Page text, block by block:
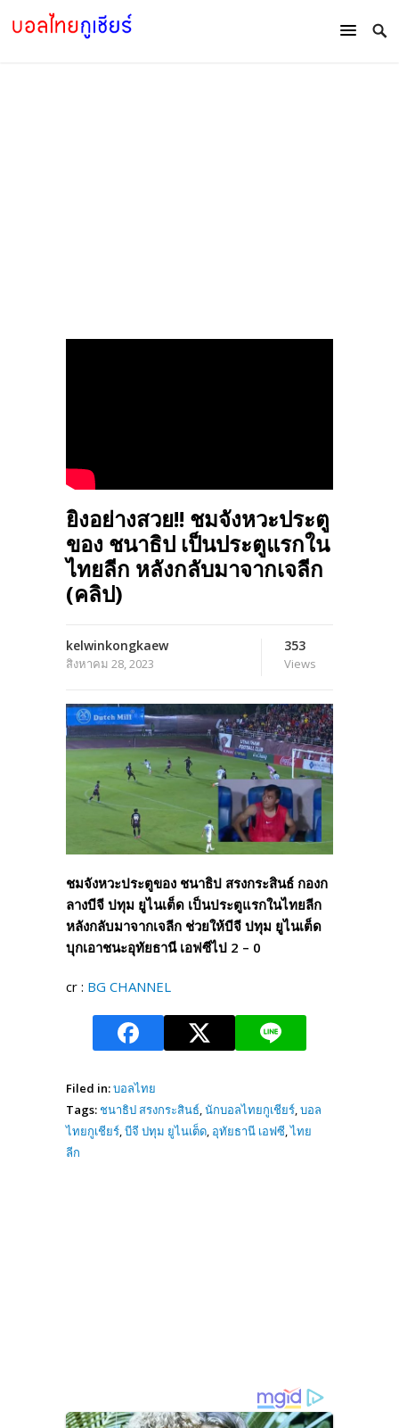
ยิงอย่างสวย!! ชมจังหวะประตู
ของ ชนาธิป เป็นประตูแรกใน
ไทยลีก หลังกลับมาจากเจลีก
(คลิป)
kelwinkongkaew
สิงหาคม 28, 2023
353
Views
ชมจังหวะประตูของ ชนาธิป สรงกระสินธ์ กองก
ลางบีจี ปทุม ยูไนเต็ด เป็นประตูแรกในไทยลีก
หลังกลับมาจากเจลีก ช่วยให้บีจี ปทุม ยูไนเต็ด
บุกเอาชนะอุทัยธานี เอฟซีไป 2 – 0
cr : BG CHANNEL
Filed in:บอลไทย
Tags:ชนาธิป สรงกระสินธ์,นักบอลไทยกูเชียร์,บอล
ไทยกูเชียร์,บีจี ปทุม ยูไนเต็ด, อุทัยธานี เอฟซี,ไทย
ลีก